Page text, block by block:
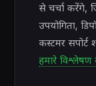
से चर्चा करेंगे,
उपयोगिता,
कस्टमर सपोर्ट
हमारे विश्लेषण